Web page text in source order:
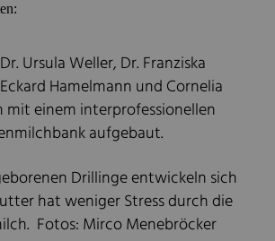
Ursula Weller, Dr. Franziska
Hamelmann und Cornelia
mit einem interprofessionellen
aufgebaut.
Drillinge entwickeln sich
hat weniger Stress durch die
Fotos: Mirco Menebröcker